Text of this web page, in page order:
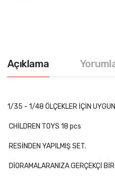
Açıklama
1/35 - 1/48 ÖLÇEKLER İÇİN
CHİLDREN TOYS 18 pcs
RESİNDEN YAPILMIŞ SET.
DİORAMALARANIZA GERÇEKÇİ